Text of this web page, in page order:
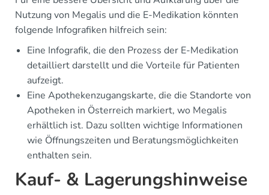
Nutzung von Megalis und die E-Medikation könnten
folgende Infografiken hilfreich sein:
Eine Infografik, die den Prozess der E-Medikation
detailliert darstellt und die Vorteile für Patienten
aufzeigt.
Eine Apothekenzugangskarte, die die Standorte von
Apotheken in Österreich markiert, wo Megalis
erhältlich ist. Dazu sollten wichtige Informationen
wie Öffnungszeiten und Beratungsmöglichkeiten
enthalten sein.
Kauf- & Lagerungshinweise